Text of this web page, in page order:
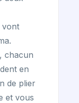
vont
chacun
en
de plier
et vous